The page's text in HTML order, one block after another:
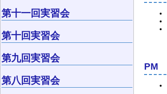
PM
第十一回実習会
第十回実習会
第九回実習会
第八回実習会